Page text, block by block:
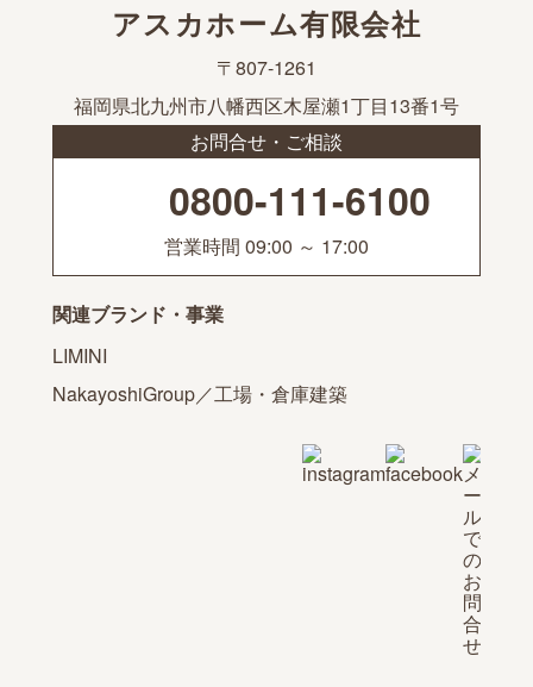
アスカホーム有限会社
〒807-1261
福岡県北九州市八幡西区木屋瀬1丁目13番1号
お問合せ・ご相談
0800-111-6100
営業時間 09:00 ～ 17:00
関連ブランド・事業
LIMINI
NakayoshiGroup／工場・倉庫建築